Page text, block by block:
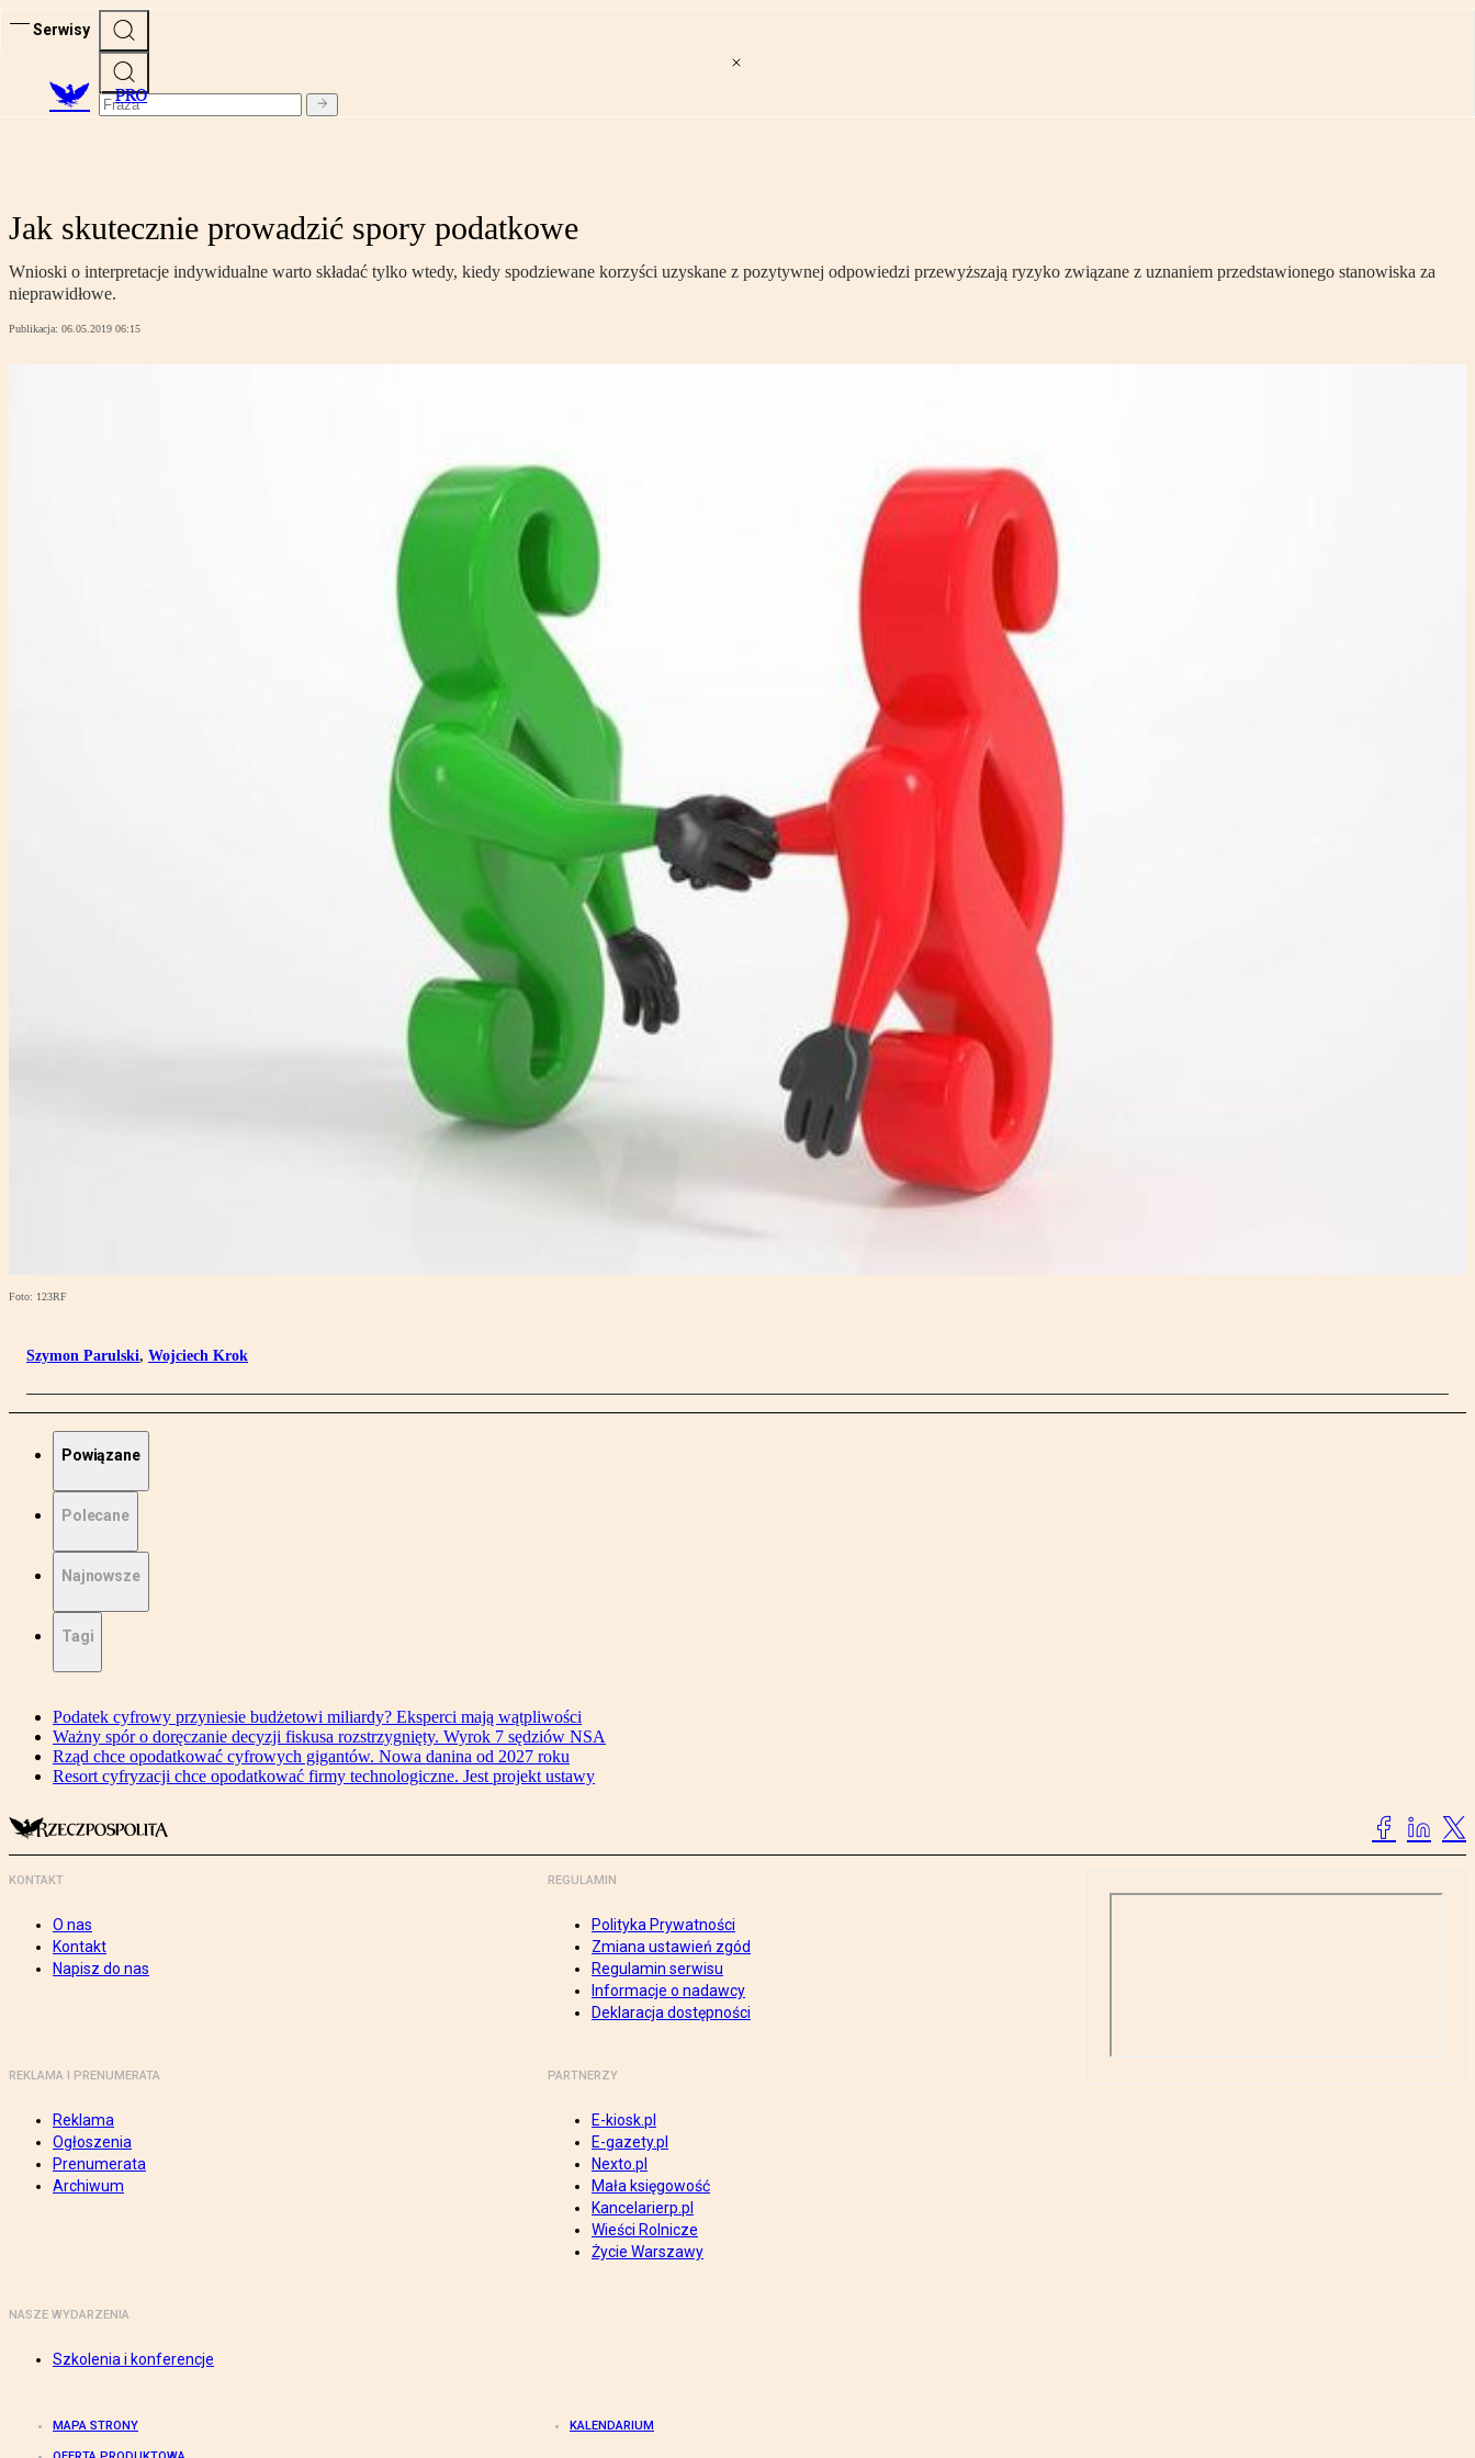
Serwisy
PRO
Jak skutecznie prowadzić spory podatkowe
Wnioski o interpretacje indywidualne warto składać tylko wtedy, kiedy spodziewane korzyści uzyskane z pozytywnej odpowiedzi przewyższają ryzyko związane z uznaniem przedstawionego stanowiska za
nieprawidłowe.
Publikacja: 06.05.2019 06:15
Foto: 123RF
Szymon Parulski, Wojciech Krok
Powiązane
Polecane
Najnowsze
Tagi
Podatek cyfrowy przyniesie budżetowi miliardy? Eksperci mają wątpliwości
Ważny spór o doręczanie decyzji fiskusa rozstrzygnięty. Wyrok 7 sędziów NSA
Rząd chce opodatkować cyfrowych gigantów. Nowa danina od 2027 roku
Resort cyfryzacji chce opodatkować firmy technologiczne. Jest projekt ustawy
KONTAKT
O nas
Kontakt
Napisz do nas
REGULAMIN
Polityka Prywatności
Zmiana ustawień zgód
Regulamin serwisu
Informacje o nadawcy
Deklaracja dostępności
REKLAMA I PRENUMERATA
Reklama
Ogłoszenia
Prenumerata
Archiwum
PARTNERZY
E-kiosk.pl
E-gazety.pl
Nexto.pl
Mała księgowość
Kancelarierp.pl
Wieści Rolnicze
Życie Warszawy
NASZE WYDARZENIA
Szkolenia i konferencje
MAPA STRONY KALENDARIUM